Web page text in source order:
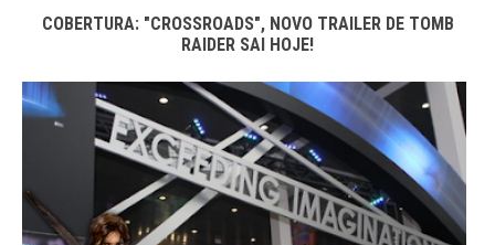
COBERTURA: "CROSSROADS", NOVO TRAILER DE TOMB
RAIDER SAI HOJE!